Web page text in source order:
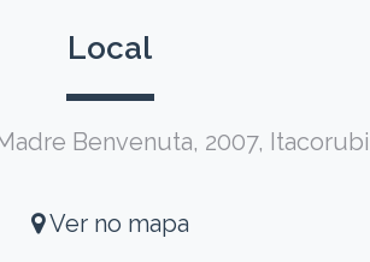
Local
Benvenuta, 2007,
Ver no mapa